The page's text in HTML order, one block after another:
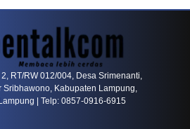
Blackjack Masih Menjadi Pilihan
RT/RW 012/004, Desa Srimenanti,
Sribhawono, Kabupaten Lampung,
| Telp: 0857-0916-6915